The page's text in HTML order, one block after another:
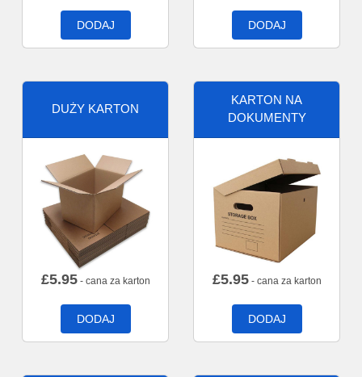
DODAJ DODAJ
DUŻY KARTON
£5.95- cana za karton
DODAJ
KARTON NA
DOKUMENTY
£5.95- cana za karton
DODAJ